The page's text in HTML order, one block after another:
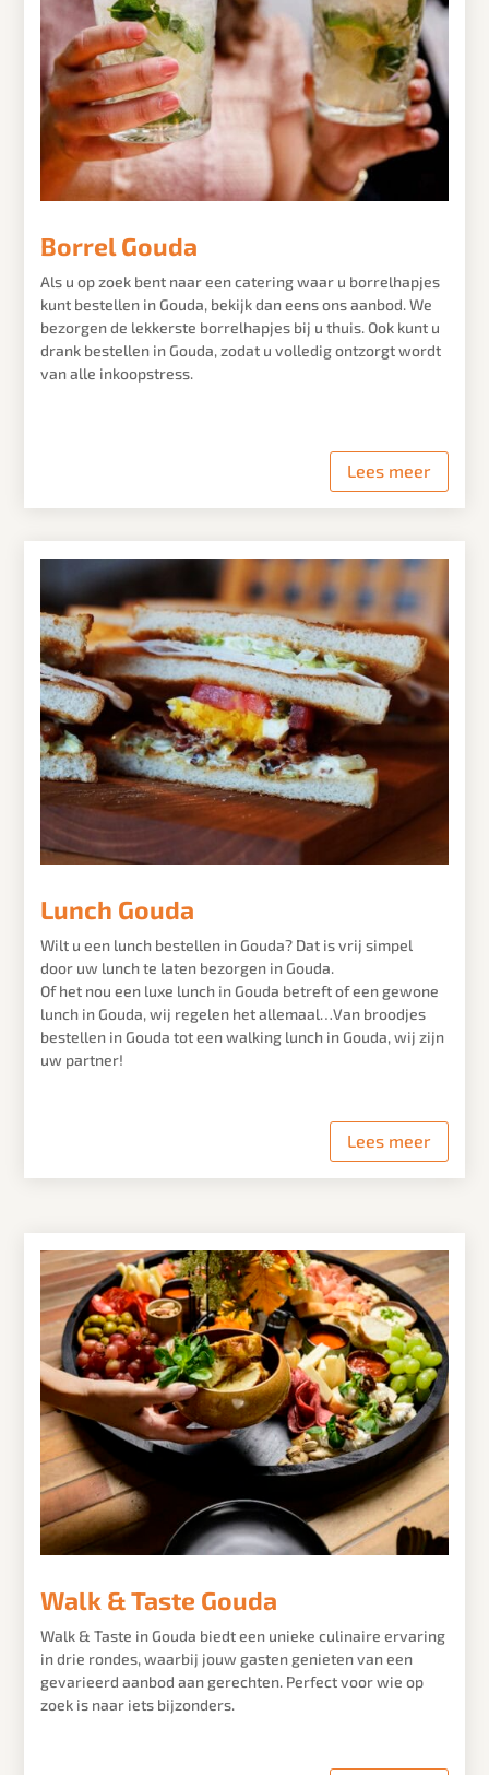
Borrel Gouda
Als u op zoek bent naar een catering waar u borrelhapjes
kunt bestellen inGouda, bekijk dan eens ons aanbod. We
bezorgen de lekkerste borrelhapjes bij u thuis. Ook kunt u
drank bestellen inGouda, zodat u volledig ontzorgt wordt
van alle inkoopstress.
Lees meer
Lunch Gouda
Wilt u een lunch bestellen inGouda? Dat is vrij simpel
door uw lunch te laten bezorgen inGouda.
Of het nou een luxe lunch inGouda betreft of een gewone
lunch inGouda, wij regelen het allemaal…Van broodjes
bestellen inGouda tot een walking lunch inGouda, wij zijn
uw partner!
Lees meer
Walk & Taste Gouda
Walk & Taste in Gouda biedt een unieke culinaire ervaring
in drie rondes, waarbij jouw gasten genieten van een
gevarieerd aanbod aan gerechten. Perfect voor wie op
zoek is naar iets bijzonders.